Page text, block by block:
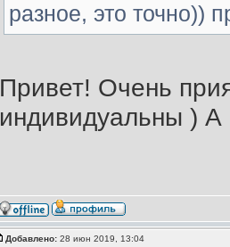
разное, это точно))
Привет! Очень
индивидуальны )
Добавлено:28 июн 2019, 13:04